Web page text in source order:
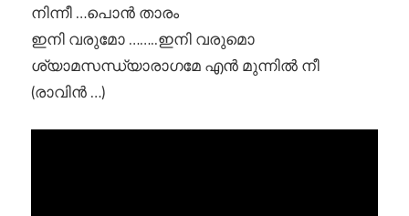
നിന്നീ …പൊന്‍ താരം
ഇനി വരുമോ ……..ഇനി വരുമൊ
ശ്യാമസന്ധ്യാരാഗമേ എന്‍ മുന്നില്‍ നീ
(രാവിന്‍ …)